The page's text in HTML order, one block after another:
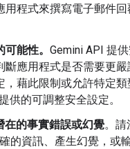
程式來撰寫電子郵件回
能性。 Gemini API 提
應用程式是否需要更嚴
藉此限制或允許特定類
供的可調整安全設定。
的事實錯誤或幻覺。請
的資訊、產生幻覺，或